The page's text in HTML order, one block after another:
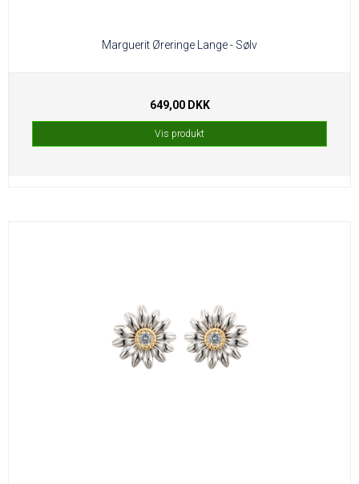
Marguerit Øreringe Lange - Sølv
649,00 DKK
Vis produkt